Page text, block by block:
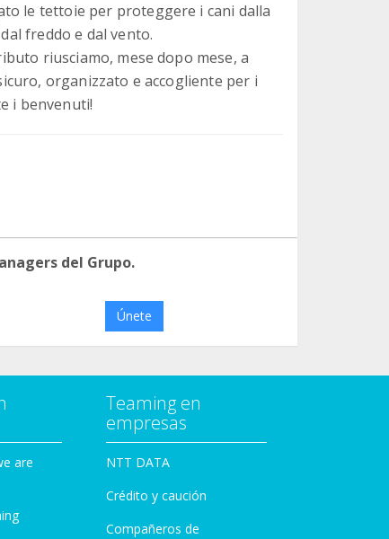
le tettoie per proteggere i cani dalla
freddo e dal vento.
riusciamo, mese dopo mese, a
organizzato e accogliente per i
i benvenuti!
del Grupo.
Únete
are
Teaming en
empresas
NTT DATA
Crédito y caución
Compañeros de